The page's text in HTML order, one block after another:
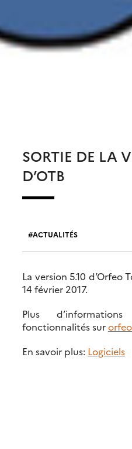
SORTIE DE LA
D’OTB
ACTUALITÉS
La version 5.10 d’Orfeo
14 février 2017.
Plus
fonctionnalités sur
En savoir plus: Logiciels